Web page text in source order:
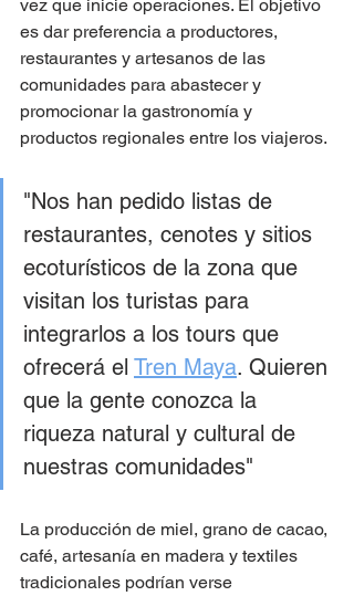
vez que inicie operaciones. El objetivo
es dar preferencia a productores,
restaurantes y artesanos de las
comunidades para abastecer y
promocionar la gastronomía y
productos regionales entre los viajeros.
"Nos han pedido listas de
restaurantes, cenotes y sitios
ecoturísticos de la zona que
visitan los turistas para
integrarlos a los tours que
ofrecerá el Tren Maya. Quieren
que la gente conozca la
riqueza natural y cultural de
nuestras comunidades"
La producción de miel, grano de cacao,
café, artesanía en madera y textiles
tradicionales podrían verse